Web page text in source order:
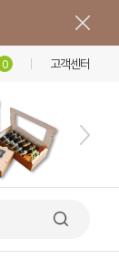
0 고객센터